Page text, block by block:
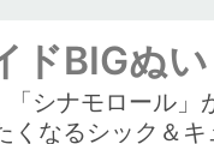
ドBIGぬ
シナモロール」
なるシック＆キ